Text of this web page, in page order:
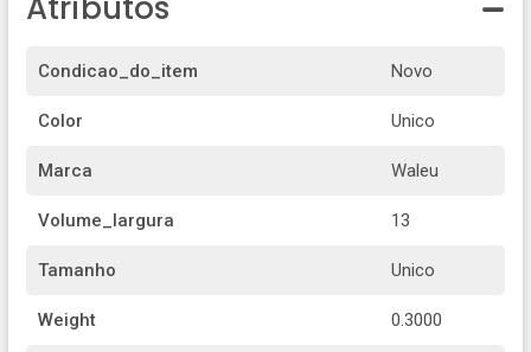
Condicao_do_item Novo
Color Unico
Marca Waleu
Volume_largura 13
Tamanho Unico
Weight 0.3000